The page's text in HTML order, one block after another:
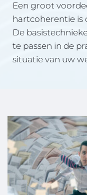
Een groot
hartcoherentie is
De
te passen in de
situatie van uw